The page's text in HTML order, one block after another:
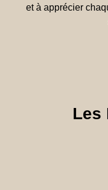
et à apprécier
Les